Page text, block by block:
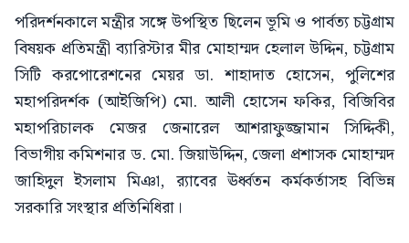
পরিদর্শনকালে মন্ত্রীর সঙ্গে উপস্থিত ছিলেন ভূমি ও পার্বত্য চট্টগ্রাম
বিষয়ক প্রতিমন্ত্রী ব্যারিস্টার মীর মোহাম্মদ হেলাল উদ্দিন, চট্টগ্রাম
সিটি করপোরেশনের মেয়র ডা. শাহাদাত হোসেন, পুলিশের
মহাপরিদর্শক (আইজিপি) মো. আলী হোসেন ফকির, বিজিবির
মহাপরিচালক মেজর জেনারেল আশরাফুজ্জামান সিদ্দিকী,
বিভাগীয় কমিশনার ড. মো. জিয়াউদ্দিন, জেলা প্রশাসক মোহাম্মদ
জাহিদুল ইসলাম মিঞা, র‌্যাবের ঊর্ধ্বতন কর্মকর্তাসহ বিভিন্ন
সরকারি সংস্থার প্রতিনিধিরা।